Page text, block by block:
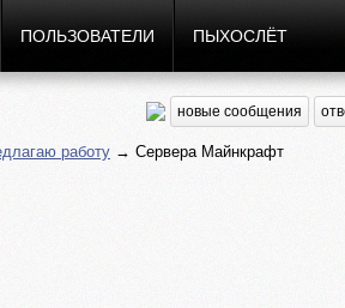
ПОЛЬЗОВАТЕЛИ ПЫХОСЛЁТ
новые сообщения
работу → Сервера Майнкрафт